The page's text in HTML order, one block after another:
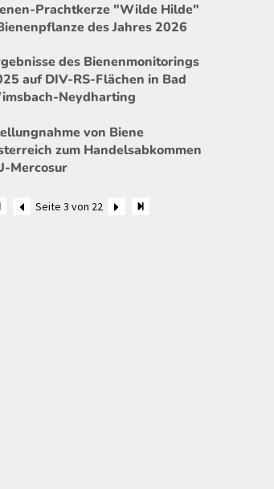
Prachtkerze "Wilde Hilde"
des Jahres 2026
des Bienenmonitorings
auf DIV-RS-Flächen in Bad
Neydharting
von Biene
zum Handelsabkommen
Mercosur
Seite 3 von 22